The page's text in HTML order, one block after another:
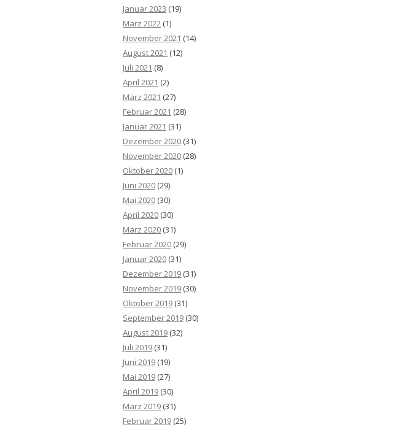
Januar 2023 (19)
März 2022 (1)
November 2021 (14)
August 2021 (12)
Juli 2021 (8)
April 2021 (2)
März 2021 (27)
Februar 2021 (28)
Januar 2021 (31)
Dezember 2020 (31)
November 2020 (28)
Oktober 2020 (1)
Juni 2020 (29)
Mai 2020 (30)
April 2020 (30)
März 2020 (31)
Februar 2020 (29)
Januar 2020 (31)
Dezember 2019 (31)
November 2019 (30)
Oktober 2019 (31)
September 2019 (30)
August 2019 (32)
Juli 2019 (31)
Juni 2019 (19)
Mai 2019 (27)
April 2019 (30)
März 2019 (31)
Februar 2019 (25)